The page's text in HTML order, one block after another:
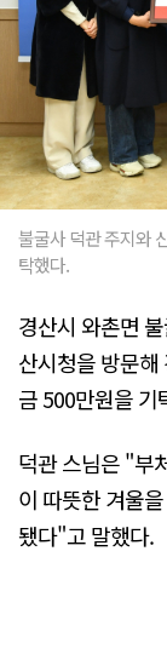
불굴사 덕관 주지와
탁했다.
경산시 와촌면
산시청을 방문
금 500만원을 기
덕관 스님은 "부
이 따뜻한 겨울
됐다"고 말했다.